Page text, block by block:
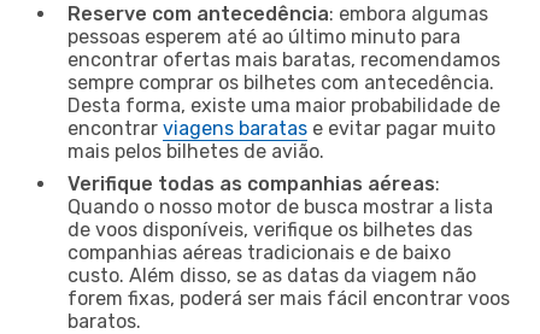
Reserve com antecedência: embora algumas
pessoas esperem até ao último minuto para
encontrar ofertas mais baratas, recomendamos
sempre comprar os bilhetes com antecedência.
Desta forma, existe uma maior probabilidade de
encontrar viagens baratas e evitar pagar muito
mais pelos bilhetes de avião.
Verifique todas as companhias aéreas:
Quando o nosso motor de busca mostrar a lista
de voos disponíveis, verifique os bilhetes das
companhias aéreas tradicionais e de baixo
custo. Além disso, se as datas da viagem não
forem fixas, poderá ser mais fácil encontrar voos
baratos.